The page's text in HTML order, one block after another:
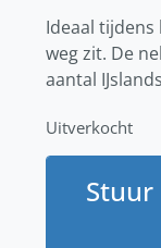
Ideaal
weg zit. De
aantal
Uitverkocht